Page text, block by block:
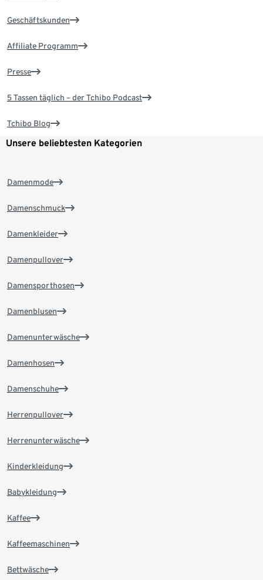
Geschäftskunden
Affiliate Programm
Presse
5 Tassen täglich – der Tchibo Podcast
Tchibo Blog
Unsere beliebtesten Kategorien
Damenmode
Damenschmuck
Damenkleider
Damenpullover
Damensporthosen
Damenblusen
Damenunterwäsche
Damenhosen
Damenschuhe
Herrenpullover
Herrenunterwäsche
Kinderkleidung
Babykleidung
Kaffee
Kaffeemaschinen
Bettwäsche